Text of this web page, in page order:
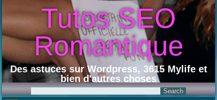
Tutos SEO
Romantique
Des astuces sur Wordpress, 3615 Mylife et
bien d'autres choses